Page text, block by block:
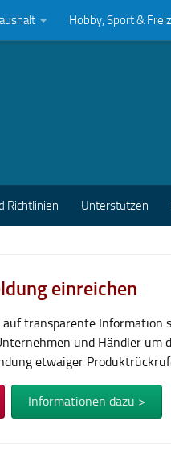
Hobby, Sport &
Richtlinien Unterstützen
einreichen
auf transparente Information
und Händler um
etwaiger
Informationen dazu >